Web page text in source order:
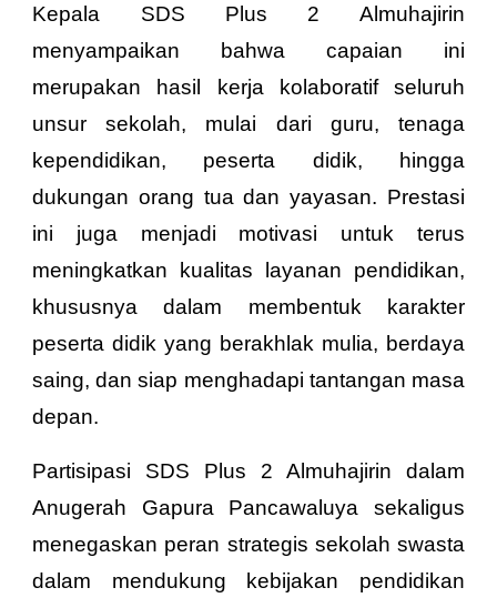
Kepala SDS Plus 2 Almuhajirin
menyampaikan bahwa capaian ini
merupakan hasil kerja kolaboratif seluruh
unsur sekolah, mulai dari guru, tenaga
kependidikan, peserta didik, hingga
dukungan orang tua dan yayasan. Prestasi
ini juga menjadi motivasi untuk terus
meningkatkan kualitas layanan pendidikan,
khususnya dalam membentuk karakter
peserta didik yang berakhlak mulia, berdaya
saing, dan siap menghadapi tantangan masa
depan.
Partisipasi SDS Plus 2 Almuhajirin dalam
Anugerah Gapura Pancawaluya sekaligus
menegaskan peran strategis sekolah swasta
dalam mendukung kebijakan pendidikan